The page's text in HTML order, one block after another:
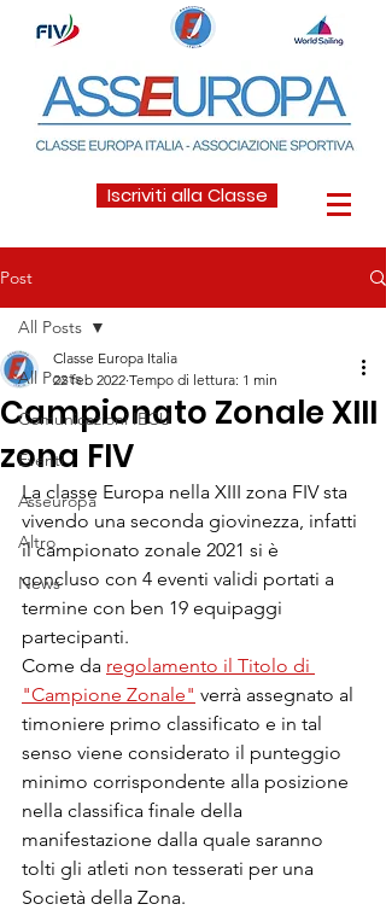
Iscriviti alla Classe
Post
All Posts
Comunicazioni IECU
Eventi
Asseuropa
Altro
News
All Posts
Campionato Zonale XIII
zona FIV
Classe Europa Italia
22 feb 2022 Tempo di lettura: 1 min
La classe Europa nella XIII zona FIV sta
vivendo una seconda giovinezza, infatti
il campionato zonale 2021 si è
concluso con 4 eventi validi portati a
termine con ben 19 equipaggi
partecipanti.
Come da regolamento il Titolo di
"Campione Zonale" verrà assegnato al
timoniere primo classificato e in tal
senso viene considerato il punteggio
minimo corrispondente alla posizione
nella classifica finale della
manifestazione dalla quale saranno
tolti gli atleti non tesserati per una
Società della Zona.